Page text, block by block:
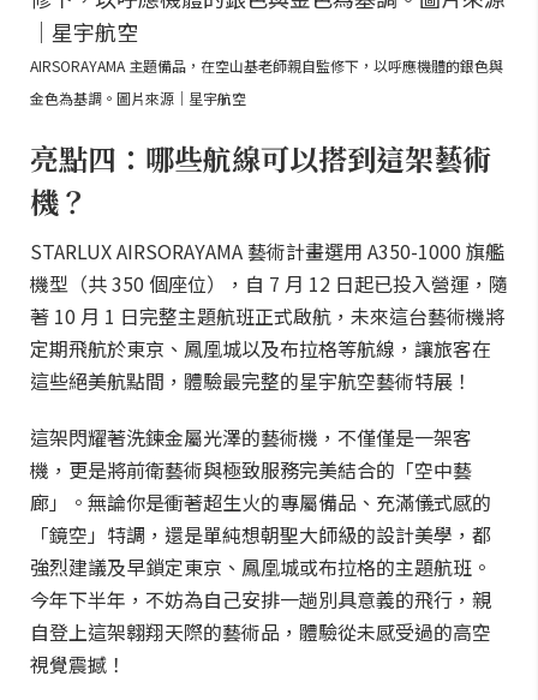
AIRSORAYAMA 主題備品，在空山基老師親自監修下，以呼應機體的銀色與
金色為基調。圖片來源｜星宇航空
亮點四：哪些航線可以搭到這架藝術
機？
STARLUX AIRSORAYAMA 藝術計畫選用 A350-1000 旗艦
機型（共 350 個座位），自 7 月 12 日起已投入營運，隨
著 10 月 1 日完整主題航班正式啟航，未來這台藝術機將
定期飛航於東京、鳳凰城以及布拉格等航線，讓旅客在
這些絕美航點間，體驗最完整的星宇航空藝術特展！
這架閃耀著洗鍊金屬光澤的藝術機，不僅僅是一架客
機，更是將前衛藝術與極致服務完美結合的「空中藝
廊」。無論你是衝著超生火的專屬備品、充滿儀式感的
「鏡空」特調，還是單純想朝聖大師級的設計美學，都
強烈建議及早鎖定東京、鳳凰城或布拉格的主題航班。
今年下半年，不妨為自己安排一趟別具意義的飛行，親
自登上這架翱翔天際的藝術品，體驗從未感受過的高空
視覺震撼！